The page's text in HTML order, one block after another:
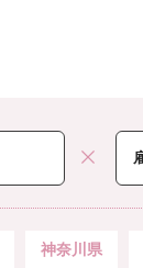
神奈川県